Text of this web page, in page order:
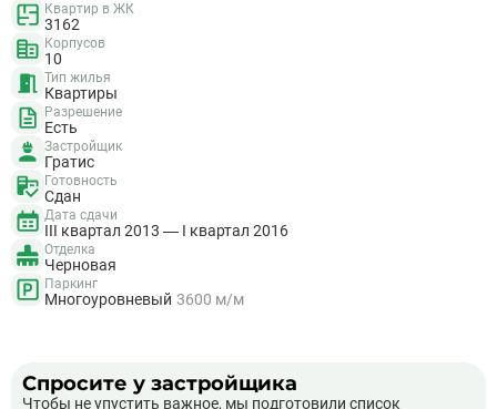
Квартир в ЖК
3162
Корпусов
10
Тип жилья
Квартиры
Разрешение
Есть
Застройщик
Гратис
Готовность
Сдан
Дата сдачи
III квартал 2013 — I квартал 2016
Отделка
Черновая
Паркинг
Многоуровневый 3600 м/м
Спросите у застройщика
Чтобы не упустить важное, мы подготовили список